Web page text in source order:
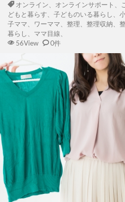
オンライン、オンラインサポート、
どもと暮らす、子どものいる暮らし、
子ママ、ワーママ、整理、整理収納、
暮らし、ママ目線、
56View
0件